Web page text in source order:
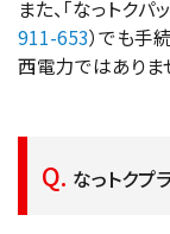
また、「なっトク
911-653）でも手
西電力ではありま
なっトクプ